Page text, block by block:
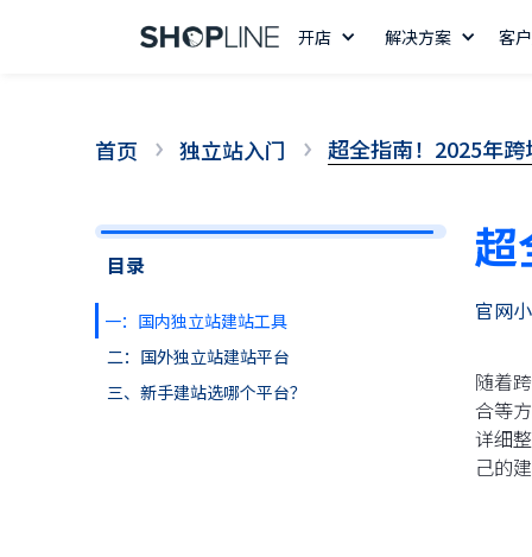
开店 解决方案 客
首页 独立站入门 超全指南！2025年跨
目录
一：国内独立站建站工具
二：国外独立站建站平台
三、新手建站选哪个平台？
超
官网
随着
合等
详细
己的